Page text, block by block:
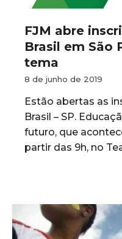
FJM abre
Brasil em São
tema
8 de junho de 2019
Estão abertas as
Brasil – SP.
futuro, que
partir das 9h, no